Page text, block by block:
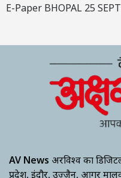
E-Paper BHOPAL 25
AV News अक्षरविश्व का
प्रदेश, इंदौर, उज्जैन, आगर